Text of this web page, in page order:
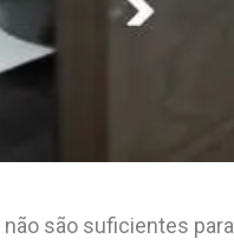
são suficientes para